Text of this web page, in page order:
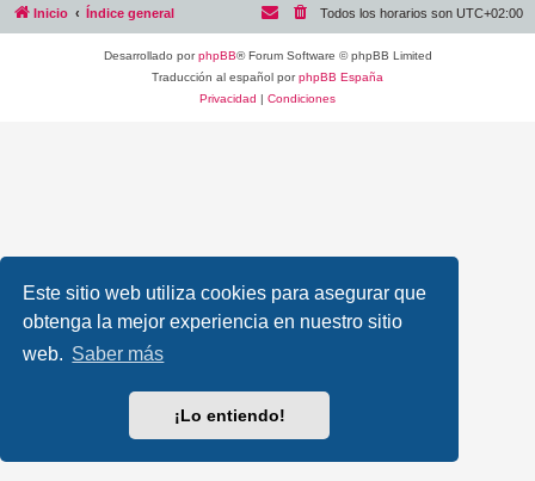
Este sitio web utiliza cookies para asegurar que
obtenga la mejor experiencia en nuestro sitio
web. Saber más
¡Lo entiendo!
Inicio Índice general Todos los horarios son UTC+02:00
Desarrollado porphpBB® Forum Software © phpBB Limited
Traducción al español porphpBB España
Privacidad | Condiciones